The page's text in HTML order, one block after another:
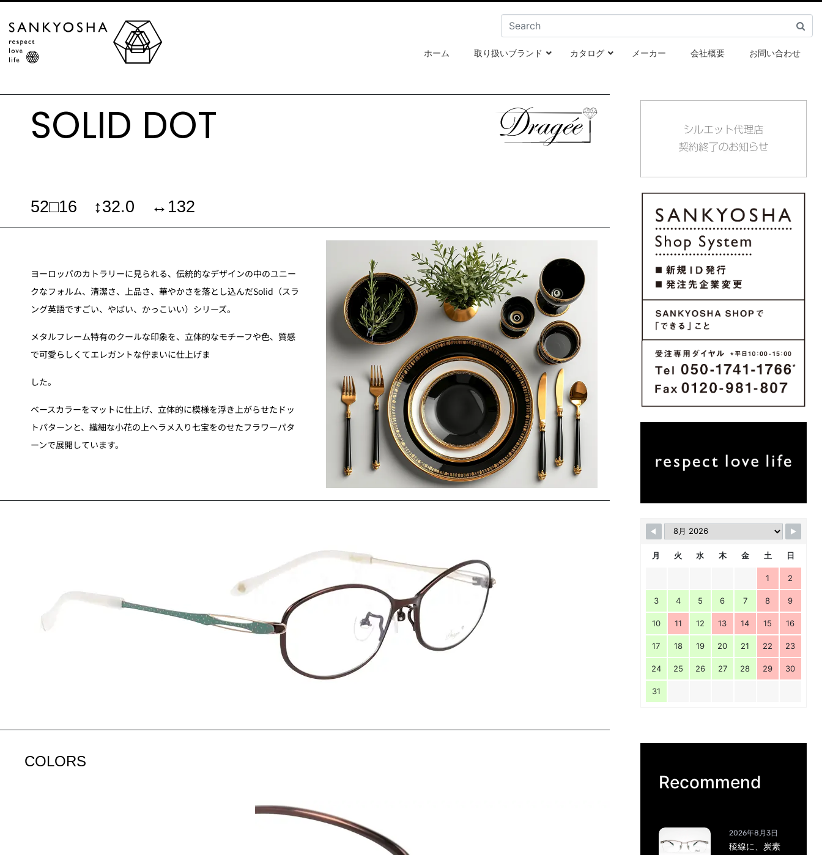
ホーム 取り扱いブランド カタログ メーカー 会社概要 お問い合わせ
SOLID DOT
52□16 ↕32.0 ↔132
ヨーロッパのカトラリーに見られる、伝統的なデザインの中のユニー
クなフォルム、清潔さ、上品さ、華やかさを落とし込んだSolid（スラ
ング英語ですごい、やばい、かっこいい）シリーズ。
メタルフレーム特有のクールな印象を、立体的なモチーフや色、質感
で可愛らしくてエレガントな佇まいに仕上げま
した。
ベースカラーをマットに仕上げ、立体的に模様を浮き上がらせたドッ
トパターンと、繊細な小花の上へラメ入り七宝をのせたフラワーパタ
ーンで展開しています。
COLORS
月 火 水 木 金 土 日
1 2
3 4 5 6 7 8 9
10 11 12 13 14 15 16
17 18 19 20 21 22 23
24 25 26 27 28 29 30
31
Recommend
2026年8月3日
稜線に、炭素